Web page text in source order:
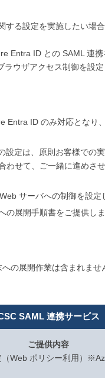
する設定を実施したい場
Entra ID との SAML 連携
ラウザアクセス制御を設定
Entra ID のみ対応となり
設定は、原則お客様での実
わせて、ご一緒に進めさ
サーバへの制御を設定
の展開手順書をご提供しま
の展開作業は含まれませ
SAML 連携サービス
ご提供内容
（Web ポリシー利用）